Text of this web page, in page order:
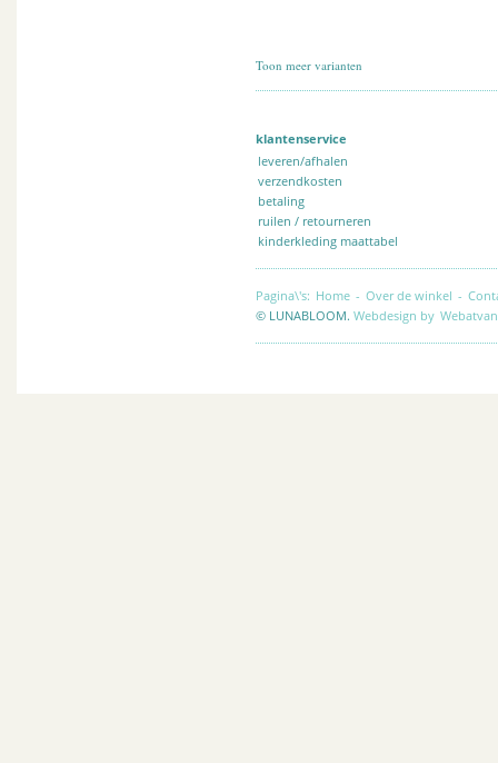
Toon meer varianten
klantenservice
leveren/afhalen
verzendkosten
betaling
ruilen / retourneren
kinderkleding maattabel
Pagina\'s: Home - Over de winkel -
© LUNABLOOM. Webdesign by